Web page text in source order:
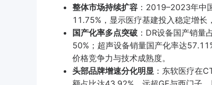
整体市场持续扩容 ：2019–2023年中
11.75%，显示医疗基建投入稳定增
国产化率多点突破 ：DR设备国产销
50%；超声设备销量国产化率达
价格竞争力与技术成熟度。
头部品牌增速分化明显 ：东软医疗在